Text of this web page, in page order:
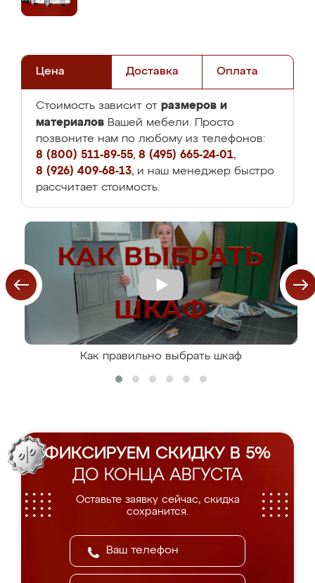
Цена Доставка Оплата
Стоимость зависит от размеров и
материалов Вашей мебели. Просто
позвоните нам по любому из телефонов:
8 (800) 511-89-55, 8 (495) 665-24-01,
8 (926) 409-68-13, и наш менеджер быстро
рассчитает стоимость.
Как правильно выбрать шкаф
ФИКСИРУЕМ СКИДКУ В 5%
ДО КОНЦА АВГУСТА
Оставьте заявку сейчас, скидка
сохранится.